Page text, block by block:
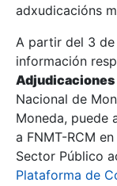
Mostrar/Ocultar
Mostrar/Ocultar
Mostrar/
adxudicacións
A partir del 3
información
Adjudicaciones
Nacional de
Moneda, puede
a FNMT-RCM
Sector Público
Plataforma de